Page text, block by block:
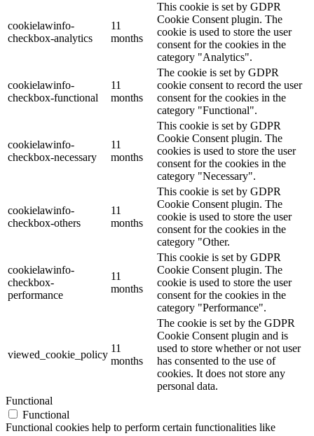
cookielawinfo-
checkbox-analytics
11
months
This cookie is set by GDPR
Cookie Consent plugin. The
cookie is used to store the user
consent for the cookies in the
category "Analytics".
cookielawinfo-
checkbox-functional
11
months
The cookie is set by GDPR
cookie consent to record the user
consent for the cookies in the
category "Functional".
cookielawinfo-
checkbox-necessary
11
months
This cookie is set by GDPR
Cookie Consent plugin. The
cookies is used to store the user
consent for the cookies in the
category "Necessary".
cookielawinfo-
checkbox-others
11
months
This cookie is set by GDPR
Cookie Consent plugin. The
cookie is used to store the user
consent for the cookies in the
category "Other.
cookielawinfo-
checkbox-
performance
11
months
This cookie is set by GDPR
Cookie Consent plugin. The
cookie is used to store the user
consent for the cookies in the
category "Performance".
viewed_cookie_policy
11
months
The cookie is set by the GDPR
Cookie Consent plugin and is
used to store whether or not user
has consented to the use of
cookies. It does not store any
personal data.
Functional
Functional
Functional cookies help to perform certain functionalities like